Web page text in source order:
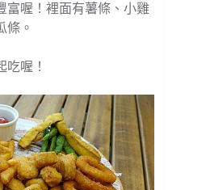
富喔！裡面有薯條、小雞
條。
吃喔！